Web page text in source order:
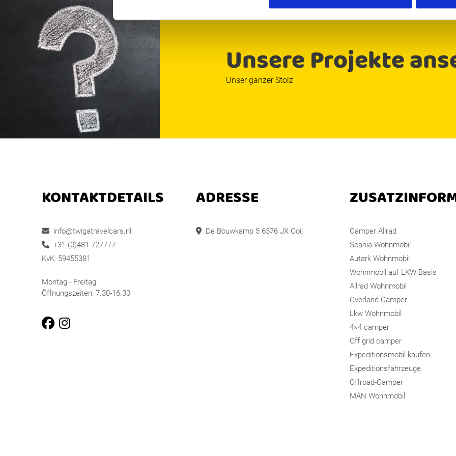
Unsere Projekte
Unser ganzer Stolz
KONTAKTDETAILS
info@twigatravelcars.nl
+31 (0)481-727777
KvK: 59455381
Montag - Freitag
Öffnungszeiten: 7.30-16.30
ADRESSE
De Bouwkamp 5 6576 JX Ooij
Camper Allrad
Scania Wohnmobil
Autark Wohnmobil
Wohnmobil auf LKW Basis
Allrad Wohnmobil
Overland Camper
Lkw Wohnmobil
4×4 camper
Off grid camper
Expeditionsmobil kaufen
Expeditionsfahrzeuge
Offroad-Camper
MAN Wohnmobil